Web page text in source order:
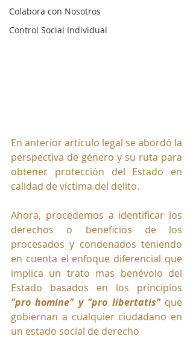
Colabora con Nosotros
Control Social Individual
En anterior artículo legal se abordó la
perspectiva de género y su ruta para
obtener protección del Estado en
calidad de víctima del delito.
Ahora, procedemos a identificar los
derechos o beneficios de los
procesados y condenados teniendo
en cuenta el enfoque diferencial que
implica un trato mas benévolo del
Estado basados en los principios
"pro homine" y "pro libertatis" que
gobiernan a cualquier ciudadano en
un estado social de derecho